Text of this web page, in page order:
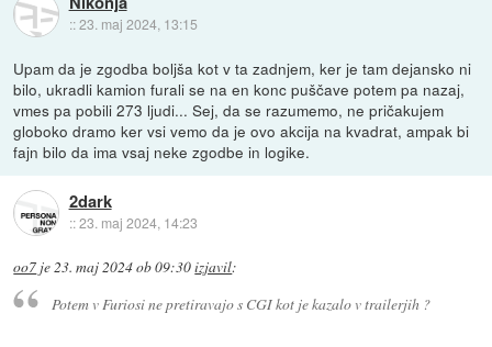
::23. maj 2024, 13:15
Upam da je zgodba boljša kot v ta zadnjem, ker je tam dejansko ni
bilo, ukradli kamion furali se na en konc puščave potem pa nazaj,
vmes pa pobili 273 ljudi... Sej, da se razumemo, ne pričakujem
globoko dramo ker vsi vemo da je ovo akcija na kvadrat, ampak bi
fajn bilo da ima vsaj neke zgodbe in logike.
2dark
::23. maj 2024, 14:23
oo7 je23. maj 2024 ob 09:30izjavil:
Potem v Furiosi ne pretiravajo s CGI kot je kazalo v trailerjih ?